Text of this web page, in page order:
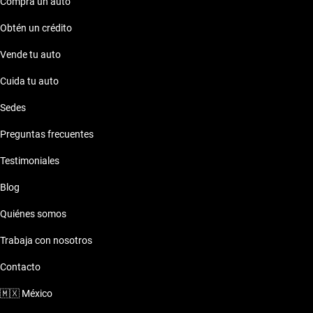
Obtén un crédito
Vende tu auto
Cuida tu auto
Sedes
Preguntas frecuentes
Testimoniales
Blog
Quiénes somos
Trabaja con nosotros
Contacto
🇲🇽 México